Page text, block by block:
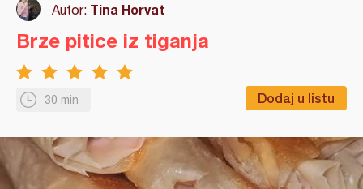
Autor: Tina Horvat
30 min Dodaj u listu
Brze pitice iz tiganja